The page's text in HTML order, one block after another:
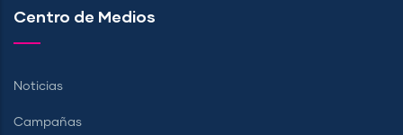
Centro de Medios
Noticias
Campañas